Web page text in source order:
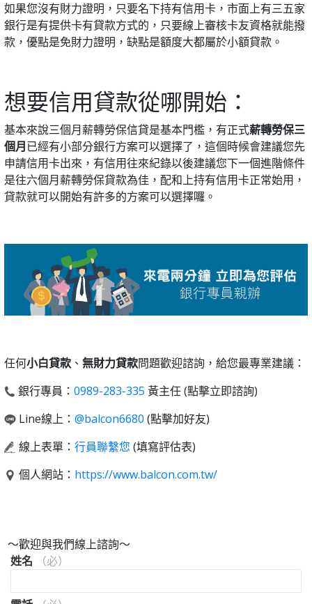
如果您沒有財力證明，只要名下持有信用卡，市面上有三五家
銀行是有提供卡有貸款方式的，只要線上審核卡友資格就能撥
款，優點是免財力證明，缺點是額度大都屬於小額貸款。
想要信用貸款從哪開始：
基本來說三個月薪轉勞保信貸是基本門檻，有正式薪轉勞保三
個月已經有小部分銀行方案可以選擇了，這個時候會建議您先
申請信用卡出來，有信用往來紀錄以後建議您下一個進階條件
是往六個月薪轉勞保貸款為佳，配和上持有信用卡正常始用，
貸款就可以開始有許多的方案可以選擇囉。
任何小白貸款 、無財力貸款問題歡迎諮詢，給您最專業建議：
銀行專員：0989-283-335 黃主任 (點擊立即諮詢)
Line線上：@balcon6680 (點擊加好友)
線上表單：行員聯繫您 (填寫評估表)
個人網站： https://www.balcon.com.tw/
～歡迎與我們線上諮詢～
姓名 （必）